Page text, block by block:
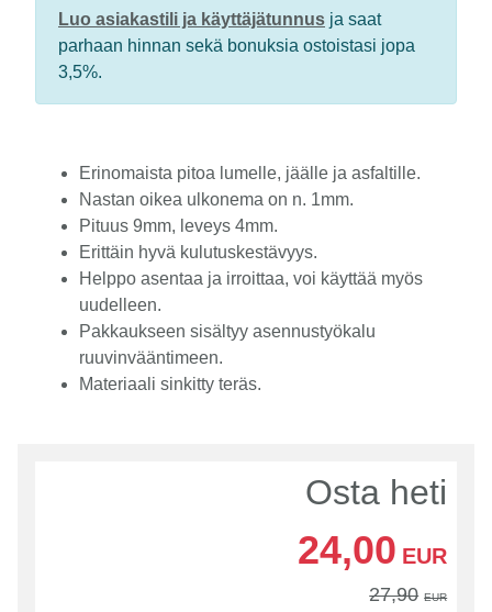
Luo asiakastili ja käyttäjätunnus ja saat
parhaan hinnan sekä bonuksia ostoistasi jopa
3,5%.
Erinomaista pitoa lumelle, jäälle ja asfaltille.
Nastan oikea ulkonema on n. 1mm.
Pituus 9mm, leveys 4mm.
Erittäin hyvä kulutuskestävyys.
Helppo asentaa ja irroittaa, voi käyttää myös
uudelleen.
Pakkaukseen sisältyy asennustyökalu
ruuvinvääntimeen.
Materiaali sinkitty teräs.
Osta heti
24,00 EUR
27,90 EUR